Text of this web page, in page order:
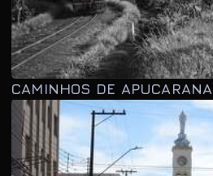
CAMINHOS DE APUCARANA